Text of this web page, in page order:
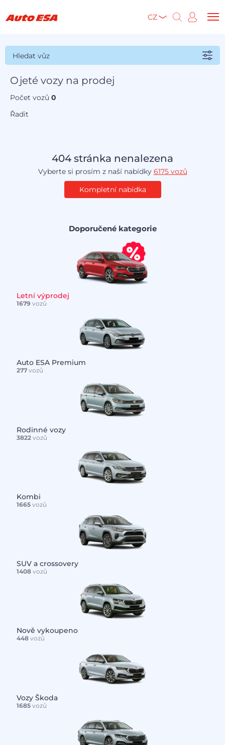
CZ
Hledat vůz
Ojeté vozy na prodej
Počet vozů0
Řadit
404 stránka nenalezena
Vyberte si prosím z naší nabídky 6175 vozů
Kompletní nabídka
Doporučené kategorie
Letní výprodej
1679 vozů
Auto ESA Premium
277vozů
Rodinné vozy
3822vozů
Kombi
1665vozů
SUV a crossovery
1408vozů
Nově vykoupeno
448vozů
Vozy Škoda
1685vozů